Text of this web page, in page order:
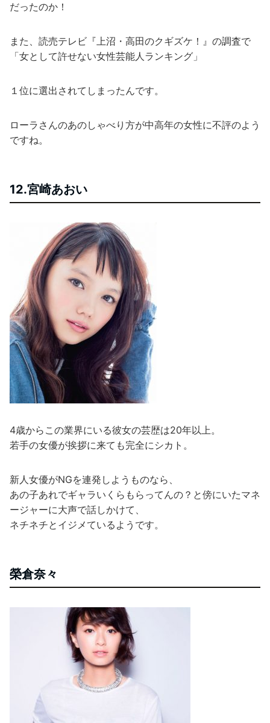
だったのか！
また、読売テレビ『上沼・高田のクギズケ！』の調査で
「女として許せない女性芸能人ランキング」
１位に選出されてしまったんです。
ローラさんのあのしゃべり方が中高年の女性に不評のよう
ですね。
12.宮崎あおい
4歳からこの業界にいる彼女の芸歴は20年以上。
若手の女優が挨拶に来ても完全にシカト。
新人女優がNGを連発しようものなら、
あの子あれでギャラいくらもらってんの？と傍にいたマネ
ージャーに大声で話しかけて、
ネチネチとイジメているようです。
榮倉奈々